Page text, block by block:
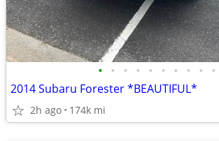
• • • • • • • • • •
2014 Subaru Forester *BEAUTIFUL*
2h ago 174k mi